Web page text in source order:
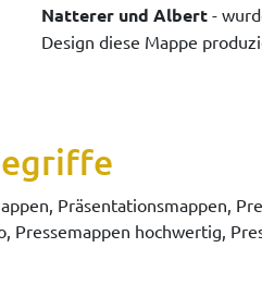
Natterer und Albert-
Design diese Mappe
Präsentationsmappen,
Pressemappen hochwertig,